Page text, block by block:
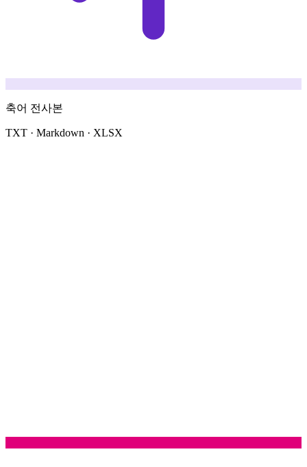
축어 전사본
TXT · Markdown · XLSX